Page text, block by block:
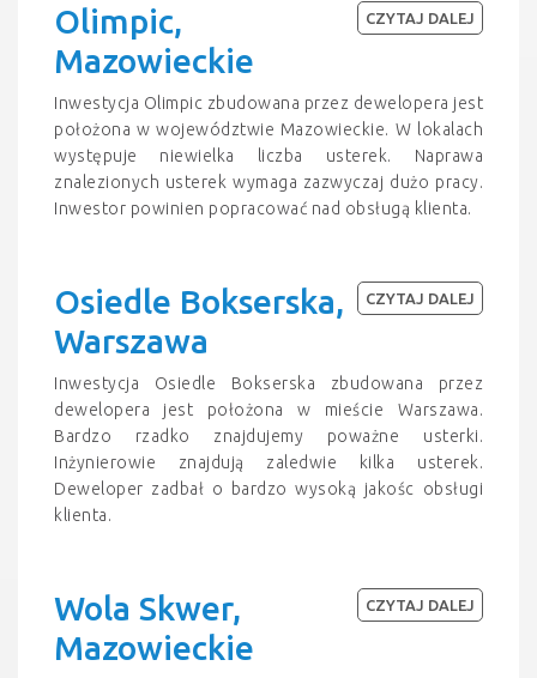
Olimpic,
Mazowieckie
Inwestycja Olimpic zbudowana przez dewelopera jest
położona w województwie Mazowieckie. W lokalach
występuje niewielka liczba usterek. Naprawa
znalezionych usterek wymaga zazwyczaj dużo pracy.
Inwestor powinien popracować nad obsługą klienta.
CZYTAJ DALEJ
Osiedle Bokserska,
Warszawa
Inwestycja Osiedle Bokserska zbudowana przez
dewelopera jest położona w mieście Warszawa.
Bardzo rzadko znajdujemy poważne usterki.
Inżynierowie znajdują zaledwie kilka usterek.
Deweloper zadbał o bardzo wysoką jakośc obsługi
klienta.
CZYTAJ DALEJ
Wola Skwer,
Mazowieckie
CZYTAJ DALEJ